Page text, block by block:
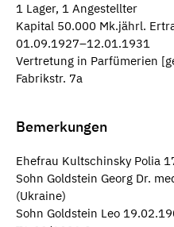
1 Lager, 1 Angestellter
Kapital 50.000 Mk.jährl.
01.09.1927–12.01.1931
Vertretung in Parfümerien
Fabrikstr. 7a
Bemerkungen
Ehefrau Kultschinsky Polia
Sohn Goldstein Georg Dr.
(Ukraine)
Sohn Goldstein Leo